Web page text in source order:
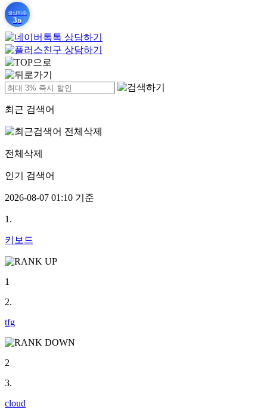
생산지수
3 D
최근 검색어
전체삭제
인기 검색어
2026-08-07 01:10 기준
1.
키보드
1
2.
tfg
2
3.
cloud